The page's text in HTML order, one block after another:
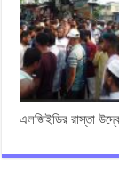
এলজিইডির রাস্তা